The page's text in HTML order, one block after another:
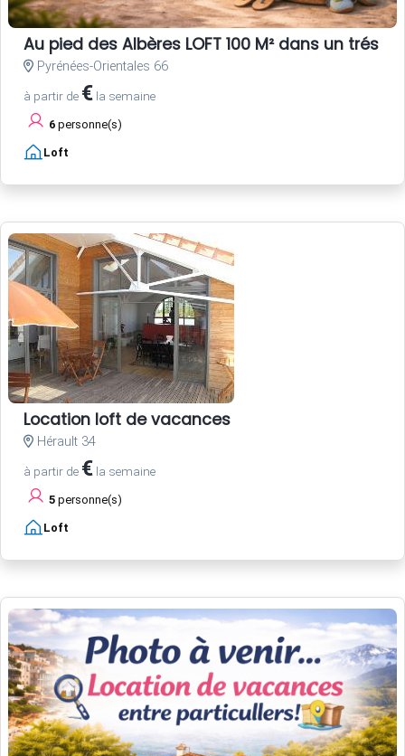
Au pied des Albères LOFT 100 M² dans un trés
Pyrénées-Orientales 66
à partir de € la semaine
6 personne(s)
Loft
Location loft de vacances
Hérault 34
à partir de € la semaine
5 personne(s)
Loft